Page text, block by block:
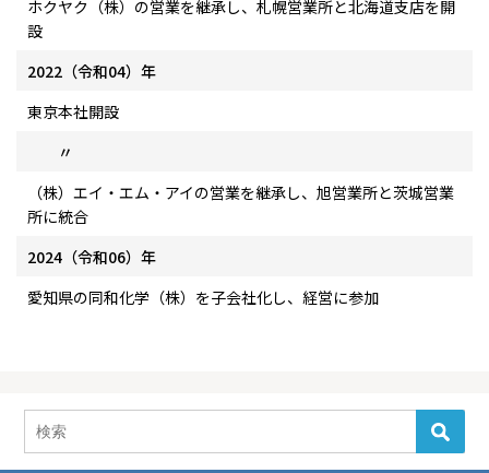
ホクヤク（株）の営業を継承し、札幌営業所と北海道支店を開
設
2022（令和04）年
東京本社開設
〃
（株）エイ・エム・アイの営業を継承し、旭営業所と茨城営業
所に統合
2024（令和06）年
愛知県の同和化学（株）を子会社化し、経営に参加